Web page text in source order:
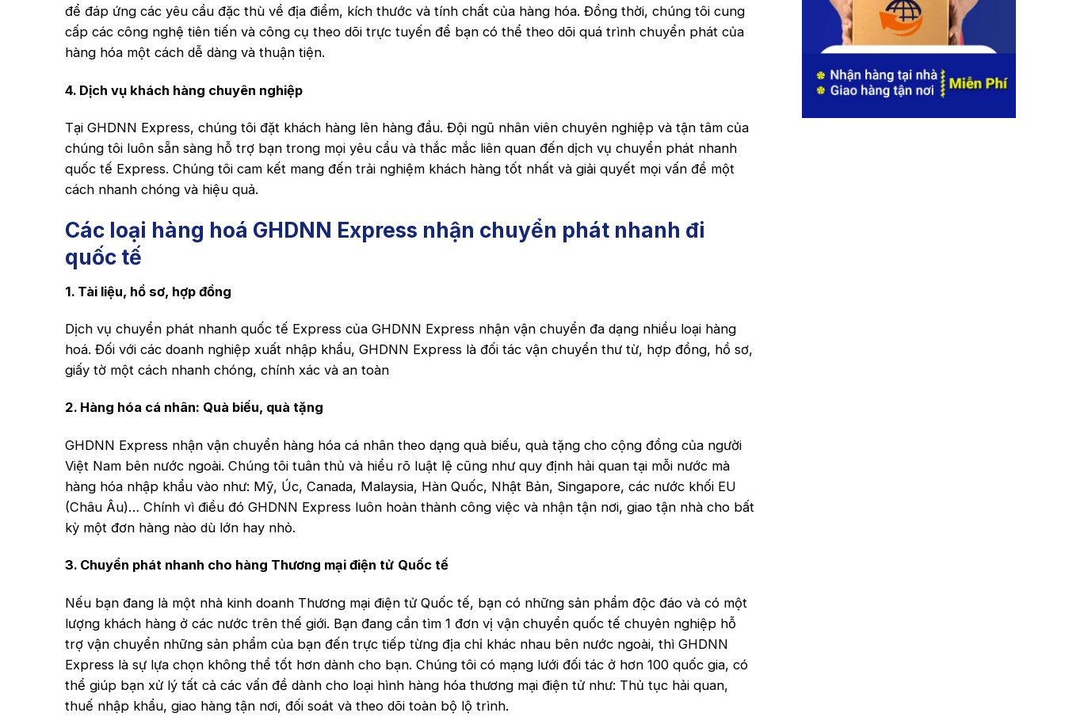
để đáp ứng các yêu cầu đặc thù về địa điểm, kích thước và tính chất của hàng hóa. Đồng thời, chúng tôi cung
cấp các công nghệ tiên tiến và công cụ theo dõi trực tuyến để bạn có thể theo dõi quá trình chuyển phát của
hàng hóa một cách dễ dàng và thuận tiện.
4. Dịch vụ khách hàng chuyên nghiệp
Tại GHDNN Express, chúng tôi đặt khách hàng lên hàng đầu. Đội ngũ nhân viên chuyên nghiệp và tận tâm của
chúng tôi luôn sẵn sàng hỗ trợ bạn trong mọi yêu cầu và thắc mắc liên quan đến dịch vụ chuyển phát nhanh
quốc tế Express. Chúng tôi cam kết mang đến trải nghiệm khách hàng tốt nhất và giải quyết mọi vấn đề một
cách nhanh chóng và hiệu quả.
Các loại hàng hoá GHDNN Express nhận chuyển phát nhanh đi
quốc tế
1. Tài liệu, hồ sơ, hợp đồng
Dịch vụ chuyển phát nhanh quốc tế Express của GHDNN Express nhận vận chuyển đa dạng nhiều loại hàng
hoá. Đối với các doanh nghiệp xuất nhập khẩu, GHDNN Express là đối tác vận chuyển thư từ, hợp đồng, hồ sơ,
giấy tờ một cách nhanh chóng, chính xác và an toàn
2. Hàng hóa cá nhân: Quà biếu, quà tặng
GHDNN Express nhận vận chuyển hàng hóa cá nhân theo dạng quà biếu, quà tặng cho cộng đồng của người
Việt Nam bên nước ngoài. Chúng tôi tuân thủ và hiểu rõ luật lệ cũng như quy định hải quan tại mỗi nước mà
hàng hóa nhập khẩu vào như: Mỹ, Úc, Canada, Malaysia, Hàn Quốc, Nhật Bản, Singapore, các nước khối EU
(Châu Âu)… Chính vì điều đó GHDNN Express luôn hoàn thành công việc và nhận tận nơi, giao tận nhà cho bất
kỳ một đơn hàng nào dù lớn hay nhỏ.
3. Chuyển phát nhanh cho hàng Thương mại điện tử Quốc tế
Nếu bạn đang là một nhà kinh doanh Thương mại điện tử Quốc tế, bạn có những sản phẩm độc đáo và có một
lượng khách hàng ở các nước trên thế giới. Bạn đang cần tìm 1 đơn vị vận chuyển quốc tế chuyên nghiệp hỗ
trợ vận chuyển những sản phẩm của bạn đến trực tiếp từng địa chỉ khác nhau bên nước ngoài, thì GHDNN
Express là sự lựa chọn không thể tốt hơn dành cho bạn. Chúng tôi có mạng lưới đối tác ở hơn 100 quốc gia, có
thể giúp bạn xử lý tất cả các vấn đề dành cho loại hình hàng hóa thương mại điện tử như: Thủ tục hải quan,
thuế nhập khẩu, giao hàng tận nơi, đối soát và theo dõi toàn bộ lộ trình.